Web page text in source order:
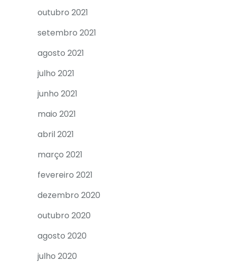
outubro 2021
setembro 2021
agosto 2021
julho 2021
junho 2021
maio 2021
abril 2021
março 2021
fevereiro 2021
dezembro 2020
outubro 2020
agosto 2020
julho 2020